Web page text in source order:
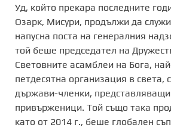
Уд, който прекара последните
Озарк, Мисури, продължи да
напусна поста на генералния
той беше председател на
Световните асамблеи на Бога,
петдесятна организация в света,
държави-членки,
привърженици. Той също така
като от 2014 г., беше глобален